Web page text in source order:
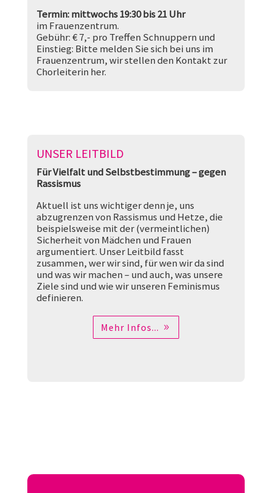
Termin: mittwochs 19:30 bis 21 Uhr
im Frauenzentrum.
Gebühr: € 7,- pro Treffen Schnuppern und
Einstieg: Bitte melden Sie sich bei uns im
Frauenzentrum, wir stellen den Kontakt zur
Chorleiterin her.
UNSER LEITBILD
Für Vielfalt und Selbstbestimmung – gegen
Rassismus
Aktuell ist uns wichtiger denn je, uns
abzugrenzen von Rassismus und Hetze, die
beispielsweise mit der (vermeintlichen)
Sicherheit von Mädchen und Frauen
argumentiert. Unser Leitbild fasst
zusammen, wer wir sind, für wen wir da sind
und was wir machen – und auch, was unsere
Ziele sind und wie wir unseren Feminismus
definieren.
Mehr Infos...